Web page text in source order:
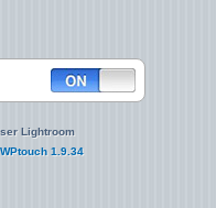
Lightroom
WPtouch 1.9.34